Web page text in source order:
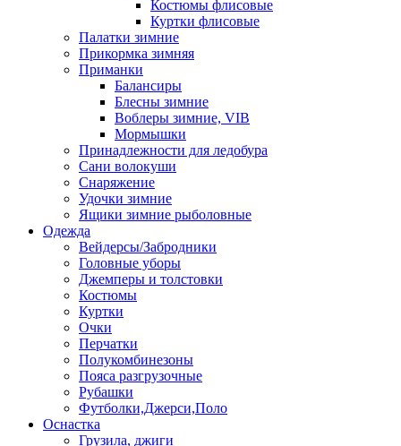
Костюмы флисовые
Куртки флисовые
Палатки зимние
Прикормка зимняя
Приманки
Балансиры
Блесны зимние
Воблеры зимние, VIB
Мормышки
Принадлежности для ледобура
Сани волокуши
Снаряжение
Удочки зимние
Ящики зимние рыболовные
Одежда
Вейдерсы/Забродники
Головные уборы
Джемперы и толстовки
Костюмы
Куртки
Очки
Перчатки
Полукомбинезоны
Пояса разгрузочные
Рубашки
Футболки,Джерси,Поло
Оснастка
Грузила, джиги